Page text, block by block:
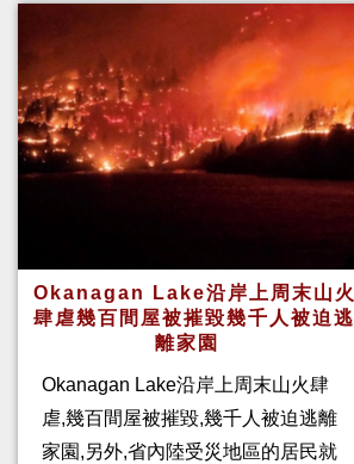
Okanagan Lake沿岸上周末山火
肆虐幾百間屋被摧毀幾千人被迫逃
離家園
Okanagan Lake沿岸上周末山火肆
虐,幾百間屋被摧毀,幾千人被迫逃離
家園,另外,省內陸受災地區的居民就